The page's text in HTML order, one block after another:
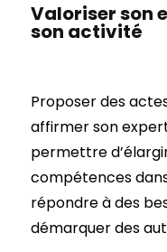
Valoriser son
son activité
Proposer des
affirmer son
permettre
compétences
répondre à des
démarquer des